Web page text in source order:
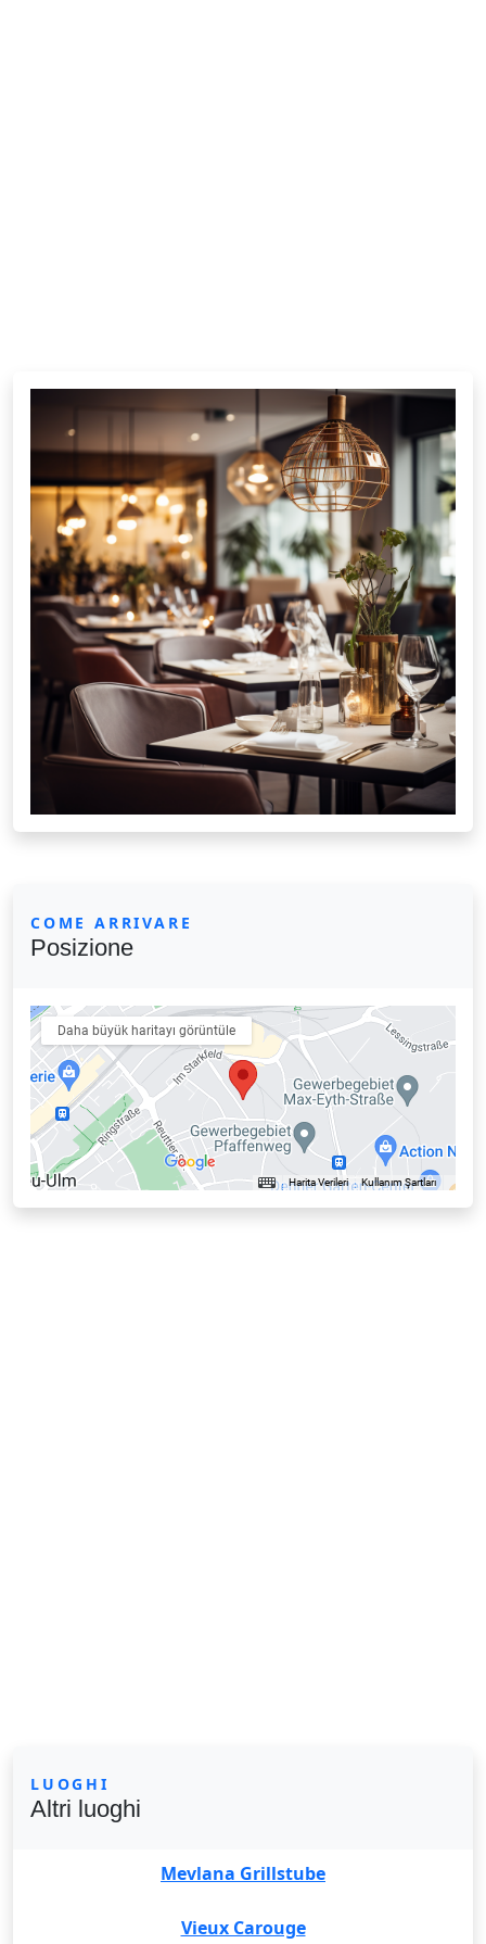
COME ARRIVARE
Posizione
LUOGHI
Altri luoghi
Mevlana Grillstube
Vieux Carouge